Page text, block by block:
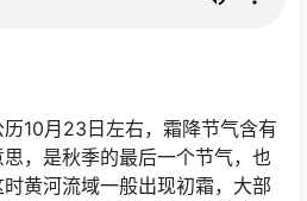
10月23日左右，霜降节气含有
，是秋季的最后一个节气，也
黄河流域一般出现初霜，大部